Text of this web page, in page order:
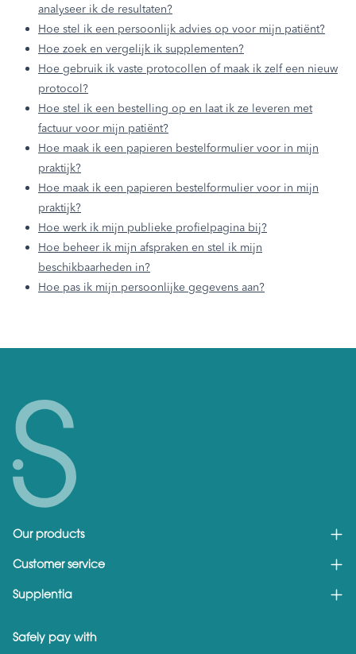
analyseer ik de resultaten?
Hoe stel ik een persoonlijk advies op voor mijn patiënt?
Hoe zoek en vergelijk ik supplementen?
Hoe gebruik ik vaste protocollen of maak ik zelf een nieuw
protocol?
Hoe stel ik een bestelling op en laat ik ze leveren met
factuur voor mijn patiënt?
Hoe maak ik een papieren bestelformulier voor in mijn
praktijk?
Hoe maak ik een papieren bestelformulier voor in mijn
praktijk?
Hoe werk ik mijn publieke profielpagina bij?
Hoe beheer ik mijn afspraken en stel ik mijn
beschikbaarheden in?
Hoe pas ik mijn persoonlijke gegevens aan?
Our products
Customer service
Supplentia
Safely pay with